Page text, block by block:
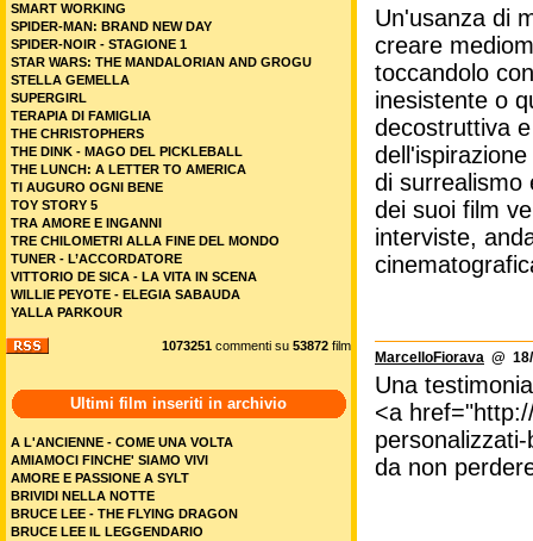
Un'usanza di
creare
toccandolo
inesistente o
decostruttiva
di surrealismo
dei suoi film
interviste,
MarcelloFiorava @
Una
<a
da non
SMART WORKING
SPIDER-MAN: BRAND NEW DAY
SPIDER-NOIR - STAGIONE 1
STAR WARS: THE MANDALORIAN AND GROGU
STELLA GEMELLA
SUPERGIRL
TERAPIA DI FAMIGLIA
THE CHRISTOPHERS
THE DINK - MAGO DEL PICKLEBALL
THE LUNCH: A LETTER TO AMERICA
TI AUGURO OGNI BENE
TOY STORY 5
TRA AMORE E INGANNI
TRE CHILOMETRI ALLA FINE DEL MONDO
TUNER - L’ACCORDATORE
VITTORIO DE SICA - LA VITA IN SCENA
WILLIE PEYOTE - ELEGIA SABAUDA
YALLA PARKOUR
1073251 commenti su 53872 film
Ultimi film inseriti in archivio
A L'ANCIENNE - COME UNA VOLTA
AMIAMOCI FINCHE' SIAMO VIVI
AMORE E PASSIONE A SYLT
BRIVIDI NELLA NOTTE
BRUCE LEE - THE FLYING DRAGON
BRUCE LEE IL LEGGENDARIO